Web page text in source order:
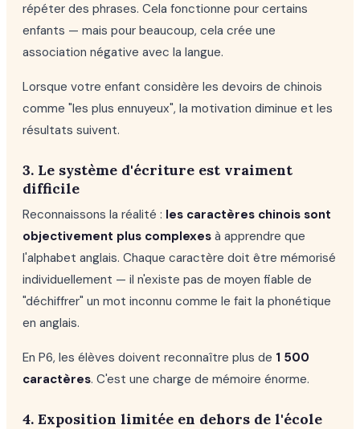
répéter des phrases. Cela fonctionne pour certains
enfants — mais pour beaucoup, cela crée une
association négative avec la langue.
Lorsque votre enfant considère les devoirs de chinois
comme "les plus ennuyeux", la motivation diminue et les
résultats suivent.
3. Le système d'écriture est vraiment
difficile
Reconnaissons la réalité : les caractères chinois sont
objectivement plus complexes à apprendre que
l'alphabet anglais. Chaque caractère doit être mémorisé
individuellement — il n'existe pas de moyen fiable de
"déchiffrer" un mot inconnu comme le fait la phonétique
en anglais.
En P6, les élèves doivent reconnaître plus de 1 500
caractères. C'est une charge de mémoire énorme.
4. Exposition limitée en dehors de l'école